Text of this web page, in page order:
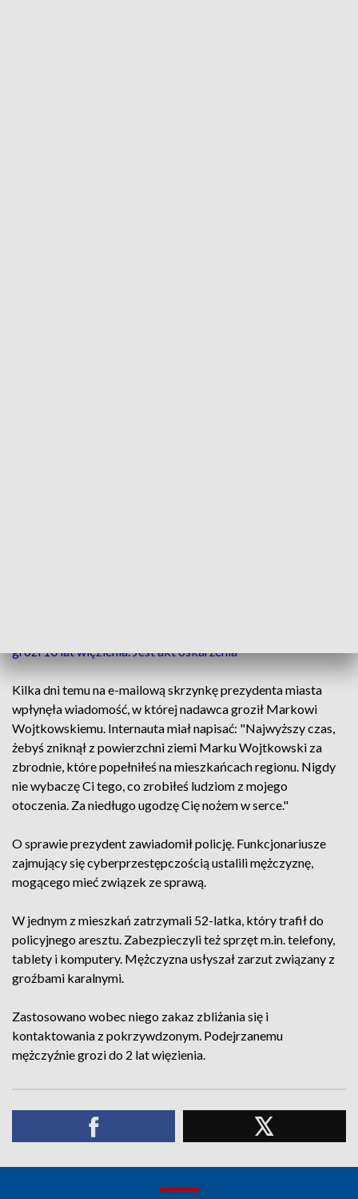
grozi 10 lat więzienia. Jest akt oskarżenia
Kilka dni temu na e-mailową skrzynkę prezydenta miasta
wpłynęła wiadomość, w której nadawca groził Markowi
Wojtkowskiemu. Internauta miał napisać: "Najwyższy czas,
żebyś zniknął z powierzchni ziemi Marku Wojtkowski za
zbrodnie, które popełniłeś na mieszkańcach regionu. Nigdy
nie wybaczę Ci tego, co zrobiłeś ludziom z mojego
otoczenia. Za niedługo ugodzę Cię nożem w serce."
O sprawie prezydent zawiadomił policję. Funkcjonariusze
zajmujący się cyberprzestępczością ustalili mężczyznę,
mogącego mieć związek ze sprawą.
W jednym z mieszkań zatrzymali 52-latka, który trafił do
policyjnego aresztu. Zabezpieczyli też sprzęt m.in. telefony,
tablety i komputery. Mężczyzna usłyszał zarzut związany z
groźbami karalnymi.
Zastosowano wobec niego zakaz zbliżania się i
kontaktowania z pokrzywdzonym. Podejrzanemu
mężczyźnie grozi do 2 lat więzienia.